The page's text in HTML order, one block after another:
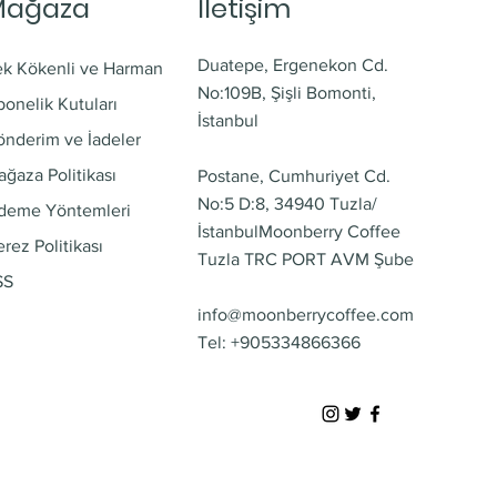
İletişim
Kökenli ve Harman
Kutuları
ve İadeler
Politikası
Yöntemleri
Politikası
Duatepe, Ergenekon Cd.
No:109B, Şişli Bomonti,
İstanbul
Postane, Cumhuriyet Cd.
No:5 D:8, 34940 Tuzla/
İstanbulMoonberry Coffee
Tuzla TRC PORT AVM Şube
info@moonberrycoffee.com
Tel: +905334866366